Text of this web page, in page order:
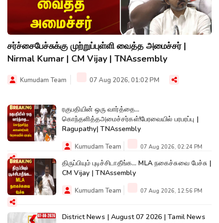
சர்ச்சைபேச்சுக்கு முற்றுப்புள்ளி வைத்த அமைச்சர் |
Nirmal Kumar | CM Vijay | TNAssembly
Kumudam Team 07 Aug 2026, 01:02 PM
ரகுபதியின் ஒரு வார்த்தை...
கொந்தளித்தஅமைச்சர்கள்!பேரவையில் பரபரப்பு |
Ragupathy| TNAssembly
Kumudam Team 07 Aug 2026, 02:24 PM
திருப்பியும் புடிச்சிடாதீங்க... MLA நகைச்சுவை பேச்சு |
CM Vijay | TNAssembly
Kumudam Team 07 Aug 2026, 12:56 PM
District News | August 07 2026 | Tamil News